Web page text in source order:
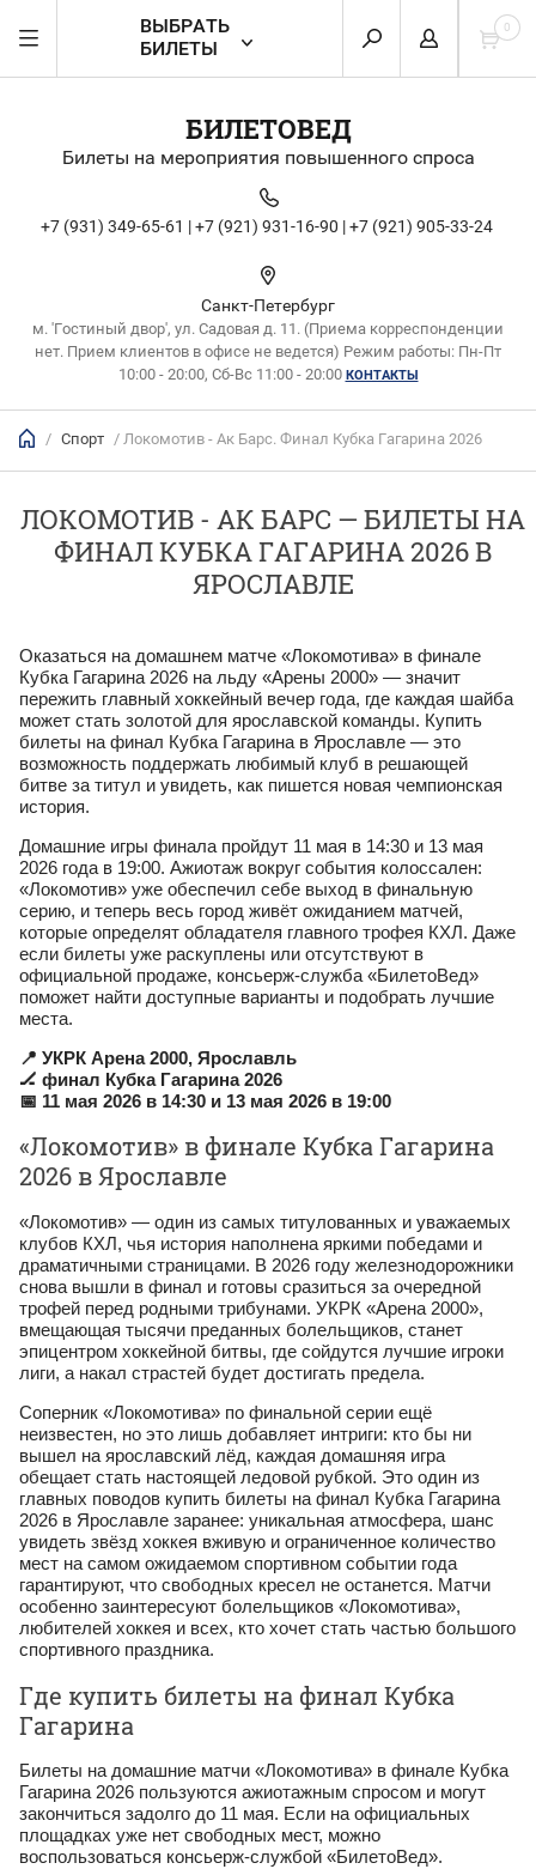
0
ВЫБРАТЬ
БИЛЕТЫ
БИЛЕТОВЕД
Билеты на мероприятия повышенного спроса
+7 (931) 349-65-61 | +7 (921) 931-16-90 | +7 (921) 905-33-24
Санкт-Петербург
м. 'Гостиный двор', ул. Садовая д. 11. (Приема корреспонденции
нет. Прием клиентов в офисе не ведется) Режим работы: Пн-Пт
10:00 - 20:00, Сб-Вс 11:00 - 20:00 КОНТАКТЫ
/ Спорт / Локомотив - Ак Барс. Финал Кубка Гагарина 2026
ЛОКОМОТИВ - АК БАРС — БИЛЕТЫ НА
ФИНАЛ КУБКА ГАГАРИНА 2026 В
ЯРОСЛАВЛЕ
Оказаться на домашнем матче «Локомотива» в финале
Кубка Гагарина 2026 на льду «Арены 2000» — значит
пережить главный хоккейный вечер года, где каждая шайба
может стать золотой для ярославской команды. Купить
билеты на финал Кубка Гагарина в Ярославле — это
возможность поддержать любимый клуб в решающей
битве за титул и увидеть, как пишется новая чемпионская
история.
Домашние игры финала пройдут 11 мая в 14:30 и 13 мая
2026 года в 19:00. Ажиотаж вокруг события колоссален:
«Локомотив» уже обеспечил себе выход в финальную
серию, и теперь весь город живёт ожиданием матчей,
которые определят обладателя главного трофея КХЛ. Даже
если билеты уже раскуплены или отсутствуют в
официальной продаже, консьерж‑служба «БилетоВед»
поможет найти доступные варианты и подобрать лучшие
места.
📍 УКРК Арена 2000, Ярославль
🏒 финал Кубка Гагарина 2026
📅 11 мая 2026 в 14:30 и 13 мая 2026 в 19:00
«Локомотив» в финале Кубка Гагарина
2026 в Ярославле
«Локомотив» — один из самых титулованных и уважаемых
клубов КХЛ, чья история наполнена яркими победами и
драматичными страницами. В 2026 году железнодорожники
снова вышли в финал и готовы сразиться за очередной
трофей перед родными трибунами. УКРК «Арена 2000»,
вмещающая тысячи преданных болельщиков, станет
эпицентром хоккейной битвы, где сойдутся лучшие игроки
лиги, а накал страстей будет достигать предела.
Соперник «Локомотива» по финальной серии ещё
неизвестен, но это лишь добавляет интриги: кто бы ни
вышел на ярославский лёд, каждая домашняя игра
обещает стать настоящей ледовой рубкой. Это один из
главных поводов купить билеты на финал Кубка Гагарина
2026 в Ярославле заранее: уникальная атмосфера, шанс
увидеть звёзд хоккея вживую и ограниченное количество
мест на самом ожидаемом спортивном событии года
гарантируют, что свободных кресел не останется. Матчи
особенно заинтересуют болельщиков «Локомотива»,
любителей хоккея и всех, кто хочет стать частью большого
спортивного праздника.
Где купить билеты на финал Кубка
Гагарина
Билеты на домашние матчи «Локомотива» в финале Кубка
Гагарина 2026 пользуются ажиотажным спросом и могут
закончиться задолго до 11 мая. Если на официальных
площадках уже нет свободных мест, можно
воспользоваться консьерж‑службой «БилетоВед».